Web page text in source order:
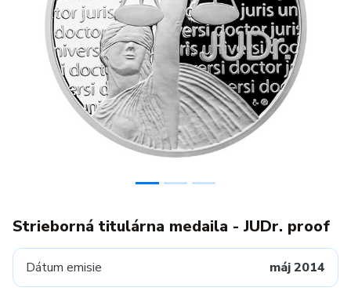
Previous
Strieborná titulárna medaila - JUDr. proof
Dátum emisie máj 2014